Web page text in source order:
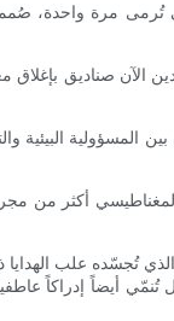
تُرمى مرة واحدة،
الآن صناديق
المسؤولية البيئية
أكثر من
الذي تُجسّده علب
أيضاً إدراكاً عاطفياً